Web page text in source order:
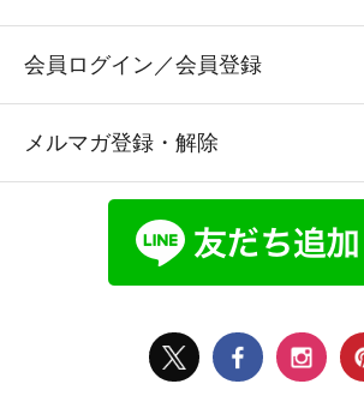
会員ログイン／会員登録
メルマガ登録・解除